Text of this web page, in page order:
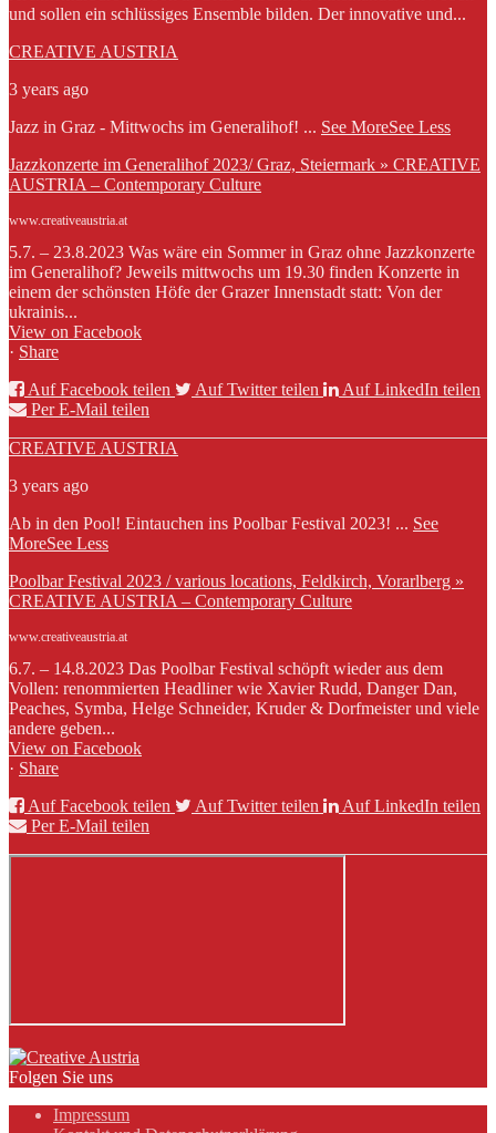
und sollen ein schlüssiges Ensemble bilden. Der innovative und...
CREATIVE AUSTRIA
3 years ago
Jazz in Graz - Mittwochs im Generalihof! ... See MoreSee Less
Jazzkonzerte im Generalihof 2023/ Graz, Steiermark » CREATIVE
AUSTRIA – Contemporary Culture
www.creativeaustria.at
5.7. – 23.8.2023 Was wäre ein Sommer in Graz ohne Jazzkonzerte
im Generalihof? Jeweils mittwochs um 19.30 finden Konzerte in
einem der schönsten Höfe der Grazer Innenstadt statt: Von der
ukrainis...
View on Facebook
· Share
Auf Facebook teilen
Auf Twitter teilen
Auf LinkedIn teilen
Per E-Mail teilen
CREATIVE AUSTRIA
3 years ago
Ab in den Pool! Eintauchen ins Poolbar Festival 2023! ... See
MoreSee Less
Poolbar Festival 2023 / various locations, Feldkirch, Vorarlberg »
CREATIVE AUSTRIA – Contemporary Culture
www.creativeaustria.at
6.7. – 14.8.2023 Das Poolbar Festival schöpft wieder aus dem
Vollen: renommierten Headliner wie Xavier Rudd, Danger Dan,
Peaches, Symba, Helge Schneider, Kruder & Dorfmeister und viele
andere geben...
View on Facebook
· Share
Auf Facebook teilen
Auf Twitter teilen
Auf LinkedIn teilen
Per E-Mail teilen
Folgen Sie uns
Impressum